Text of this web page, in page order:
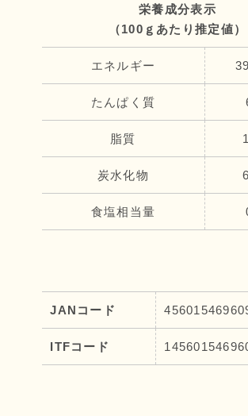
栄養成分表示
（100ｇあたり推定値）
エネルギー
たんぱく質
脂質
炭水化物
食塩相当量
JANコード
ITFコード